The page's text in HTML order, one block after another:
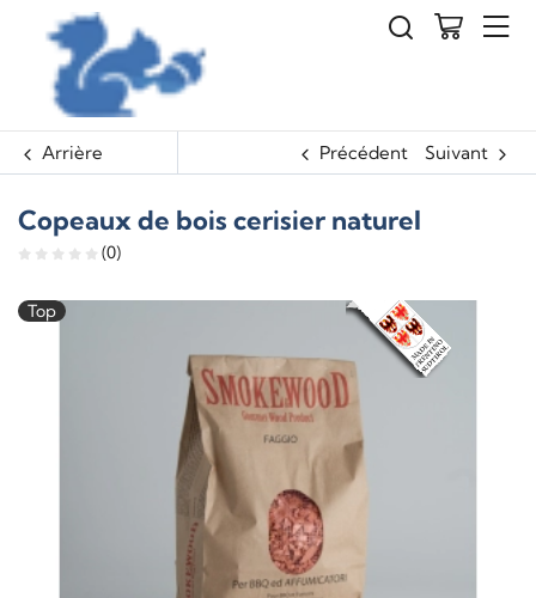
Arrière Précédent Suivant
Copeaux de bois cerisier naturel
(0)
Top